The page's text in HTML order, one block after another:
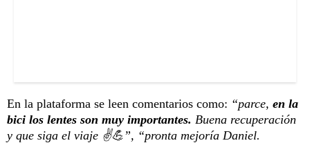
En la plataforma se leen comentarios como: “parce, en la
bici los lentes son muy importantes. Buena recuperación
y que siga el viaje ✌️💪”, “pronta mejoría Daniel.